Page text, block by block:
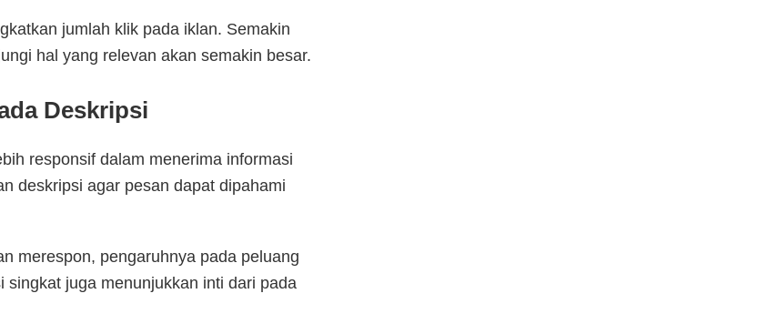
jumlah klik pada iklan. Semakin
hal yang relevan akan semakin besar.
Deskripsi
responsif dalam menerima informasi
deskripsi agar pesan dapat dipahami
merespon, pengaruhnya pada peluang
juga menunjukkan inti dari pada